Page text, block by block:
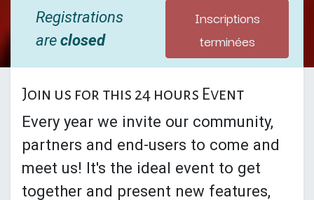
Registrations
areclosed
Inscriptions
terminées
Join us for this 24 hours Event
Every year we invite our community,
partners and end-users to come and
meet us! It's the ideal event to get
together and present new features,